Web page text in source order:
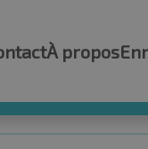
À propos